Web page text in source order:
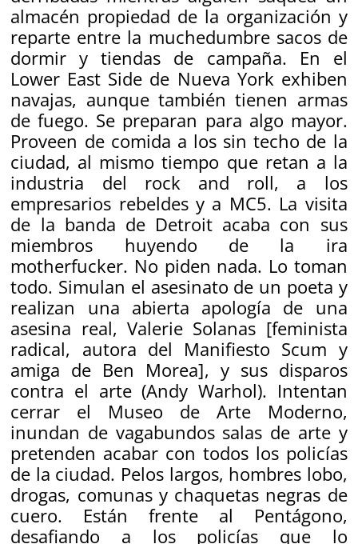
almacén propiedad de la organización y
reparte entre la muchedumbre sacos de
dormir y tiendas de campaña. En el
Lower East Side de Nueva York exhiben
navajas, aunque también tienen armas
de fuego. Se preparan para algo mayor.
Proveen de comida a los sin techo de la
ciudad, al mismo tiempo que retan a la
industria del rock and roll, a los
empresarios rebeldes y a MC5. La visita
de la banda de Detroit acaba con sus
miembros huyendo de la ira
motherfucker. No piden nada. Lo toman
todo. Simulan el asesinato de un poeta y
realizan una abierta apología de una
asesina real, Valerie Solanas [feminista
radical, autora del Manifiesto Scum y
amiga de Ben Morea], y sus disparos
contra el arte (Andy Warhol). Intentan
cerrar el Museo de Arte Moderno,
inundan de vagabundos salas de arte y
pretenden acabar con todos los policías
de la ciudad. Pelos largos, hombres lobo,
drogas, comunas y chaquetas negras de
cuero. Están frente al Pentágono,
desafiando a los policías que lo